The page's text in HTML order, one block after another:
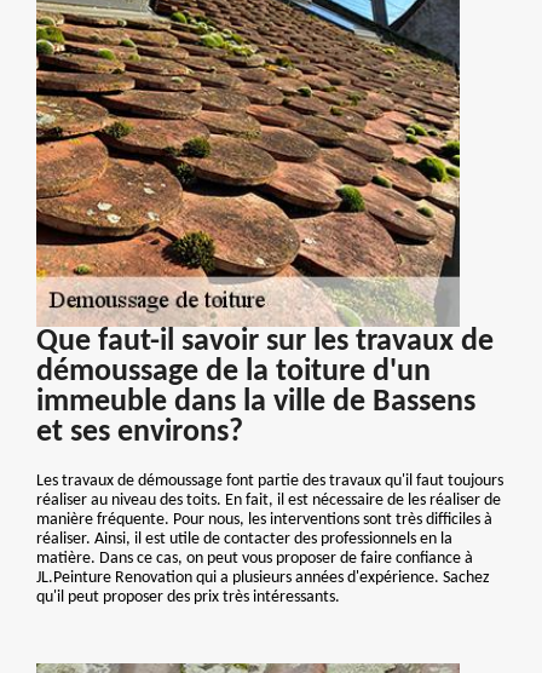
Que faut-il savoir sur les travaux de
démoussage de la toiture d'un
immeuble dans la ville de Bassens
et ses environs?
Les travaux de démoussage font partie des travaux qu'il faut toujours
réaliser au niveau des toits. En fait, il est nécessaire de les réaliser de
manière fréquente. Pour nous, les interventions sont très difficiles à
réaliser. Ainsi, il est utile de contacter des professionnels en la
matière. Dans ce cas, on peut vous proposer de faire confiance à
JL.Peinture Renovation qui a plusieurs années d'expérience. Sachez
qu'il peut proposer des prix très intéressants.